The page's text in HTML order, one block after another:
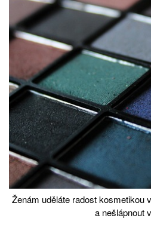
Ženám uděláte radost kosmetikou
a nešlápnout